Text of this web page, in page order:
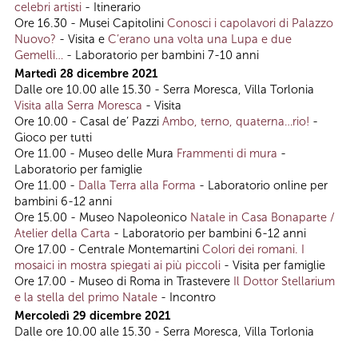
celebri artisti - Itinerario
Ore 16.30 - Musei Capitolini Conosci i capolavori di Palazzo
Nuovo? - Visita e C’erano una volta una Lupa e due
Gemelli… - Laboratorio per bambini 7-10 anni
Martedì 28 dicembre 2021
Dalle ore 10.00 alle 15.30 - Serra Moresca, Villa Torlonia
Visita alla Serra Moresca - Visita
Ore 10.00 - Casal de’ Pazzi Ambo, terno, quaterna…rio! -
Gioco per tutti
Ore 11.00 - Museo delle Mura Frammenti di mura -
Laboratorio per famiglie
Ore 11.00 - Dalla Terra alla Forma - Laboratorio online per
bambini 6-12 anni
Ore 15.00 - Museo Napoleonico Natale in Casa Bonaparte /
Atelier della Carta - Laboratorio per bambini 6-12 anni
Ore 17.00 - Centrale Montemartini Colori dei romani. I
mosaici in mostra spiegati ai più piccoli - Visita per famiglie
Ore 17.00 - Museo di Roma in Trastevere Il Dottor Stellarium
e la stella del primo Natale - Incontro
Mercoledì 29 dicembre 2021
Dalle ore 10.00 alle 15.30 - Serra Moresca, Villa Torlonia